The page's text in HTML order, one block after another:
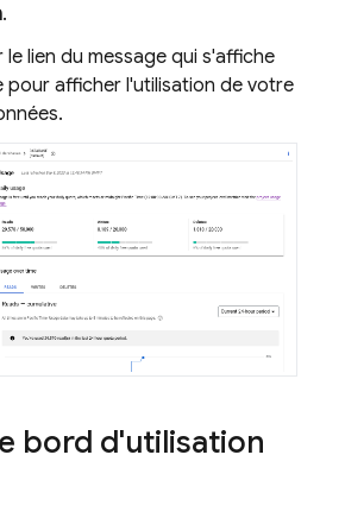
.
le lien du message qui s'affiche
pour afficher l'utilisation de votre
bord d'utilisation